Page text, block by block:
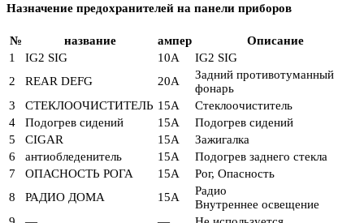
Назначение предохранителей на панели приборов
№ название ампер
Описание
1
IG2 SIG 10А
IG2 SIG
2
REAR DEFG 20А
Задний противотуманный
фонарь
3
СТЕКЛООЧИСТИТЕЛЬ 15А
Стеклоочиститель
4
Подогрев сидений 15А
Подогрев сидений
5
CIGAR 15А
Зажигалка
6
антиобледенитель 15А
Подогрев заднего стекла
7
ОПАСНОСТЬ РОГА 15А
Рог, Опасность
8
РАДИО ДОМА 15А
Радио
Внутреннее освещение